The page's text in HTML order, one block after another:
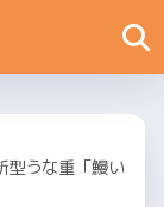
型うな重「鰻い